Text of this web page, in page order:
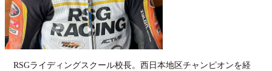
RSGライディングスクール校長。西日本地区チャンピオンを経